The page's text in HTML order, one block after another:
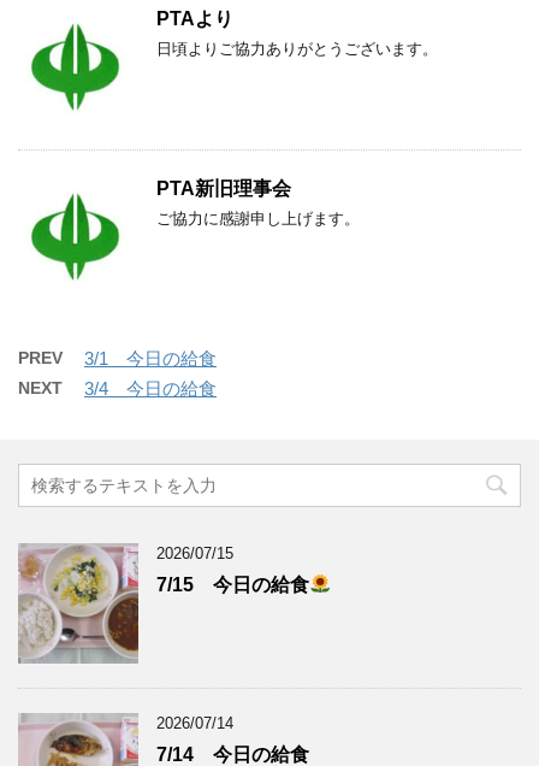
PTAより
日頃よりご協力ありがとうございます。
PTA新旧理事会
ご協力に感謝申し上げます。
PREV 3/1 今日の給食
NEXT 3/4 今日の給食
2026/07/15
7/15 今日の給食
2026/07/14
7/14 今日の給食